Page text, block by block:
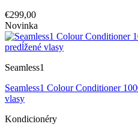
€299,00
Novinka
Seamless1
Seamless1 Colour Conditioner
vlasy
Kondicionéry